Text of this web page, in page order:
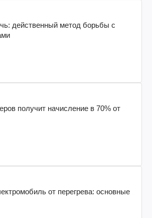
действенный метод борьбы с
получит начисление в 70% от
от перегрева: основные